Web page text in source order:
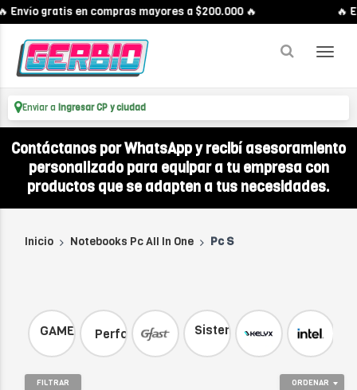
gratis en compras mayores a $200.000 🔥 🔥
Enviar a Ingresar CP y ciudad
Contáctanos por WhatsApp y recibí asesoramiento
personalizado para equipar a tu empresa con
productos que se adapten a tus necesidades.
Inicio Notebooks Pc All In One Pc S
GAMEMAXPerformance Sistemas
ORDENAR
FILTRAR